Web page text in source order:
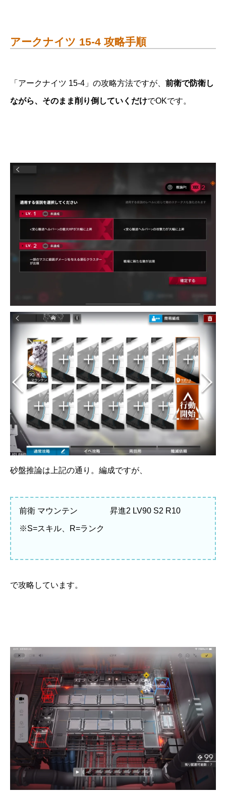
アークナイツ 15-4 攻略手順
「アークナイツ 15-4」の攻略方法ですが、 前衛で防衛し
ながら、そのまま削り倒していくだけでOKです。
砂盤推論は上記の通り。編成ですが、
前衛 マウンテン 昇進2 LV90 S2 R10
※S=スキル、R=ランク
で攻略しています。